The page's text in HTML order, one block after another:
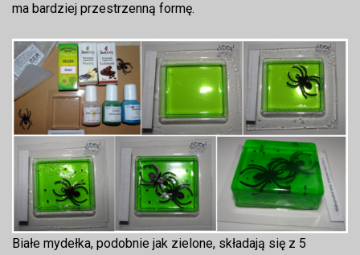
ma bardziej przestrzenną formę.
Białe mydełka, podobnie jak zielone, składają się z 5